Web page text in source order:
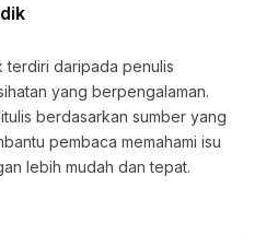
terdiri daripada penulis
yang berpengalaman.
berdasarkan sumber yang
pembaca memahami isu
lebih mudah dan tepat.